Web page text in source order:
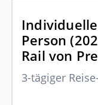
Person
Rail von
3-tägiger